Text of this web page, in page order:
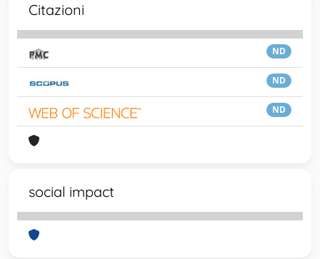
Citazioni
ND
ND
ND
social impact